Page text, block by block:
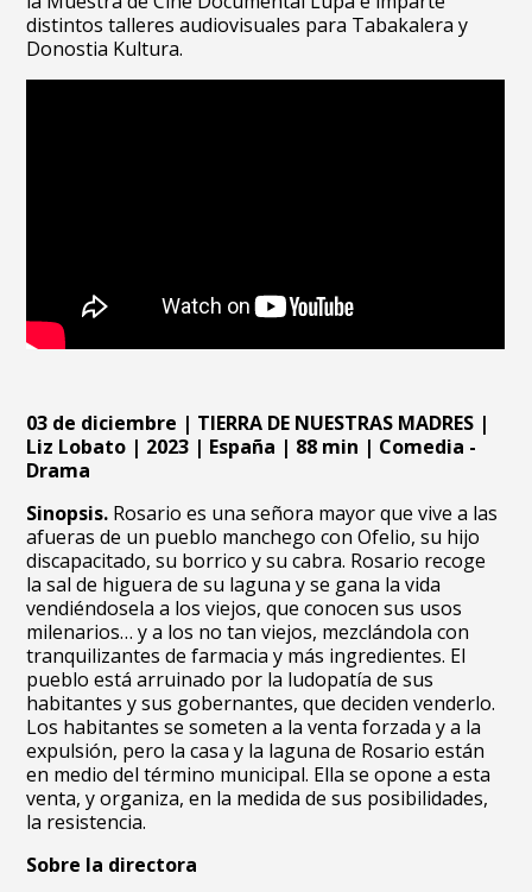
distintos talleres audiovisuales para Tabakalera y
Donostia Kultura.
03 de diciembre | TIERRA DE NUESTRAS MADRES |
Liz Lobato | 2023 | España | 88 min | Comedia -
Drama
Sinopsis. Rosario es una señora mayor que vive a las
afueras de un pueblo manchego con Ofelio, su hijo
discapacitado, su borrico y su cabra. Rosario recoge
la sal de higuera de su laguna y se gana la vida
vendiéndosela a los viejos, que conocen sus usos
milenarios… y a los no tan viejos, mezclándola con
tranquilizantes de farmacia y más ingredientes. El
pueblo está arruinado por la ludopatía de sus
habitantes y sus gobernantes, que deciden venderlo.
Los habitantes se someten a la venta forzada y a la
expulsión, pero la casa y la laguna de Rosario están
en medio del término municipal. Ella se opone a esta
venta, y organiza, en la medida de sus posibilidades,
la resistencia.
Sobre la directora